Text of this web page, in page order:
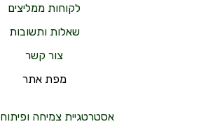
לקוחות ממליצים
שאלות ותשובות
צור קשר
מפת אתר
אסטרטגיית צמיחה ופיתוח עסקי